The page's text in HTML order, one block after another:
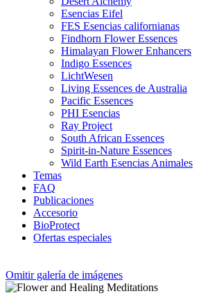
Esencias Eifel
FES Esencias californianas
Findhorn Flower Essences
Himalayan Flower Enhancers
Indigo Essences
LichtWesen
Living Essences de Australia
Pacific Essences
PHI Esencias
Ray Project
South African Essences
Spirit-in-Nature Essences
Wild Earth Esencias Animales
Temas
FAQ
Publicaciones
Accesorio
BioProtect
Ofertas especiales
Omitir galería de imágenes